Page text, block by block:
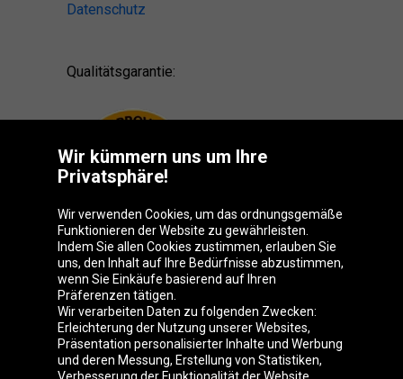
Datenschutz
Qualitätsgarantie:
Oponeo-Gruppe
Wir kümmern uns um Ihre
Privatsphäre!
Wir verwenden Cookies, um das ordnungsgemäße
Funktionieren der Website zu gewährleisten.
Indem Sie allen Cookies zustimmen, erlauben Sie
uns, den Inhalt auf Ihre Bedürfnisse abzustimmen,
wenn Sie Einkäufe basierend auf Ihren
Präferenzen tätigen.
Wir verarbeiten Daten zu folgenden Zwecken:
Erleichterung der Nutzung unserer Websites,
Präsentation personalisierter Inhalte und Werbung
und deren Messung, Erstellung von Statistiken,